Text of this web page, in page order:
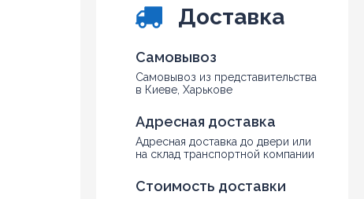
Доставка
Самовывоз
Самовывоз из представительства
в Киеве, Харькове
Адресная доставка
Адресная доставка до двери или
на склад транспортной компании
Стоимость доставки